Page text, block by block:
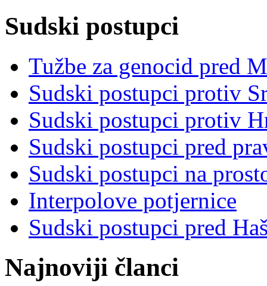
Sudski postupci
Tužbe za genocid pred
Sudski postupci protiv
Sudski postupci protiv
Sudski postupci pred
Sudski postupci na
Interpolove potjernice
Sudski postupci pred
Najnoviji članci